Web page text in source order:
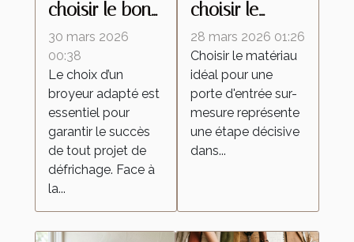
choisir le bon
broyeur pour
votre projet de
défrichage ?
30 mars 2026
00:38
Le choix d’un
broyeur adapté est
essentiel pour
garantir le succès
de tout projet de
défrichage. Face à
la...
choisir le
meilleur
matériau pour
votre porte
d'entrée sur-
mesure ?
28 mars 2026 01:26
Choisir le matériau
idéal pour une
porte d'entrée sur-
mesure représente
une étape décisive
dans...